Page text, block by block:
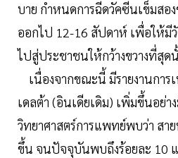
บาย กำหนดการฉีดวัคซีนเข็มสอ
ออกไป 12-16 สัปดาห์ เพื่อให้มี
ไปสู่ประชาชนให้กว้างขวางที่สุด
เนื่องจากขณะนี้ มีรายงานการ
เดลต้า (อินเดียเดิม) เพิ่มขึ้นอย่า
วิทยาศาสตร์การแพทย์พบว่า สา
ขึ้น จนปัจจุบันพบถึงร้อยละ 10